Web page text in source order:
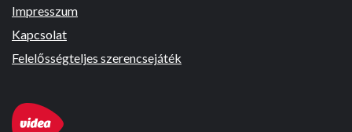
Impresszum
Kapcsolat
Felelősségteljes szerencsejáték